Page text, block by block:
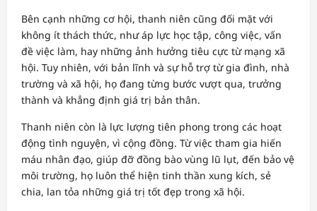
Bên cạnh những cơ hội, thanh niên cũng đối mặt với
không ít thách thức, như áp lực học tập, công việc, vấn
đề việc làm, hay những ảnh hưởng tiêu cực từ mạng xã
hội. Tuy nhiên, với bản lĩnh và sự hỗ trợ từ gia đình, nhà
trường và xã hội, họ đang từng bước vượt qua, trưởng
thành và khẳng định giá trị bản thân.
Thanh niên còn là lực lượng tiên phong trong các hoạt
động tình nguyện, vì cộng đồng. Từ việc tham gia hiến
máu nhân đạo, giúp đỡ đồng bào vùng lũ lụt, đến bảo vệ
môi trường, họ luôn thể hiện tinh thần xung kích, sẻ
chia, lan tỏa những giá trị tốt đẹp trong xã hội.